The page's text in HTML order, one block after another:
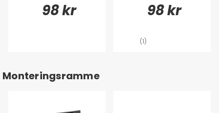
98 kr 98 kr
(1)
Monteringsramme